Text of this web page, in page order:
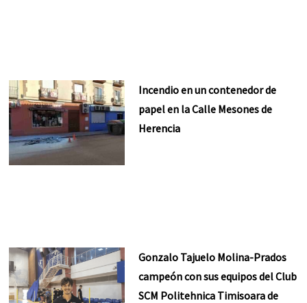
Incendio en un contenedor de
papel en la Calle Mesones de
Herencia
Gonzalo Tajuelo Molina-Prados
campeón con sus equipos del Club
SCM Politehnica Timisoara de